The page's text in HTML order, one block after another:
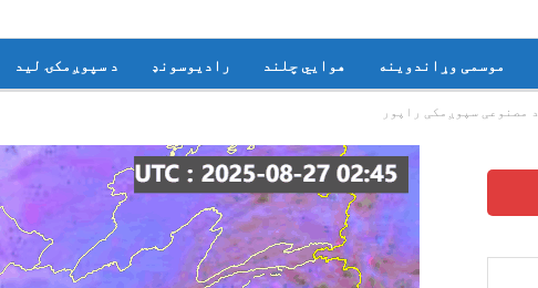
موسمی وړاندوینه هوايي چلند رادیوسونډ د سپوږمکۍ لید